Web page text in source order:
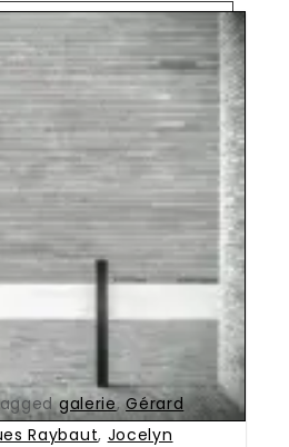
galerie,Gérard
Raybaut, Jocelyn